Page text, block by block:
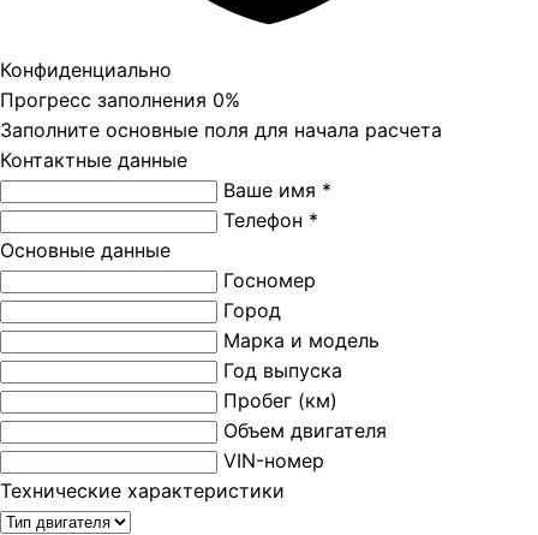
Конфиденциально
Прогресс заполнения 0%
Заполните основные поля для начала расчета
Контактные данные
Ваше имя *
Телефон *
Основные данные
Госномер
Город
Марка и модель
Год выпуска
Пробег (км)
Объем двигателя
VIN-номер
Технические характеристики